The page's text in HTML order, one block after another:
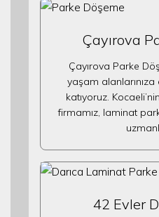
Çayırova
Çayırova Parke
yaşam alanlarınıza
katıyoruz.
firmamız, laminat
42 Evler